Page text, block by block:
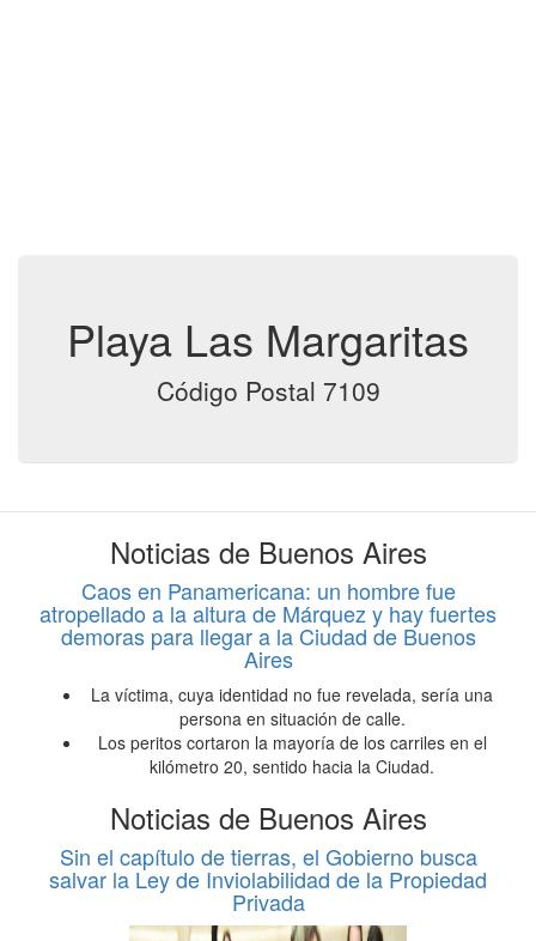
Playa Las Margaritas
Código Postal 7109
Noticias de Buenos Aires
Caos en Panamericana: un hombre fue
atropellado a la altura de Márquez y hay fuertes
demoras para llegar a la Ciudad de Buenos
Aires
La víctima, cuya identidad no fue revelada, sería una
persona en situación de calle.
Los peritos cortaron la mayoría de los carriles en el
kilómetro 20, sentido hacia la Ciudad.
Noticias de Buenos Aires
Sin el capítulo de tierras, el Gobierno busca
salvar la Ley de Inviolabilidad de la Propiedad
Privada